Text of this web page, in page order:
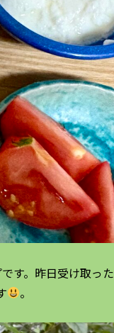
す。昨日受け取った
。